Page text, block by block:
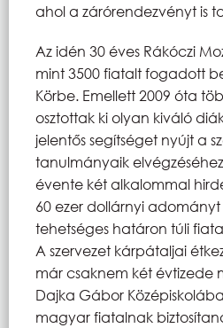
ahol a zárórendezvényt is
Az idén 30 éves Rákóczi
mint 3500 fiatalt fogadott
Körbe. Emellett 2009 óta
osztottak ki olyan kiváló
jelentős segítséget nyújt a
tanulmányaik
évente két alkalommal
60 ezer dollárnyi
tehetséges határon túli
A szervezet kárpátaljai
már csaknem két évtizede
Dajka Gábor
magyar fiatalnak